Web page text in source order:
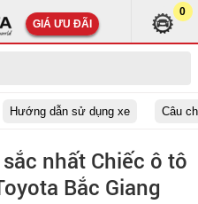
GIÁ ƯU ĐÃI
0
Hướng dẫn sử dụng xe Câu
nhất Chiếc ô tô
Bắc Giang